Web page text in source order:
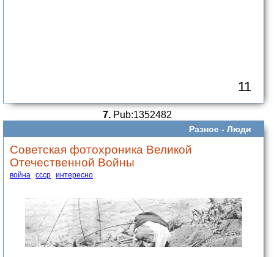
11
7.Pub:1352482
Разное - Люди
Советская фотохроника Великой
Отечественной Войны
война ссср интересно